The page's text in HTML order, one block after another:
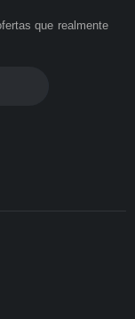
que realmente